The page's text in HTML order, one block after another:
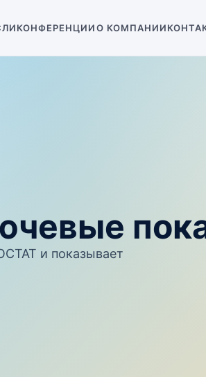
КОНФЕРЕНЦИИО КОМПАНИИ
и показывает